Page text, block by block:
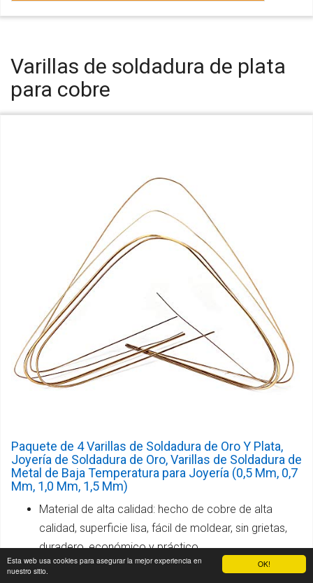
OK!
Esta web usa cookies para asegurar la mejor experiencia en
nuestro sitio.
Varillas de soldadura de plata
para cobre
Paquete de 4 Varillas de Soldadura de Oro Y Plata,
Joyería de Soldadura de Oro, Varillas de Soldadura de
Metal de Baja Temperatura para Joyería (0,5 Mm, 0,7
Mm, 1,0 Mm, 1,5 Mm)
Material de alta calidad: hecho de cobre de alta
calidad, superficie lisa, fácil de moldear, sin grietas,
duradero, económico y práctico.